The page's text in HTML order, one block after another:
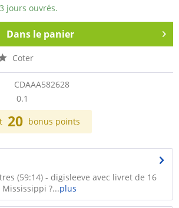
jours ouvrés.
Dans le panier
Coter
CDAAA582628
0.1
20 bonus points
(59:14) - digisleeve avec livret de 16
?...plus